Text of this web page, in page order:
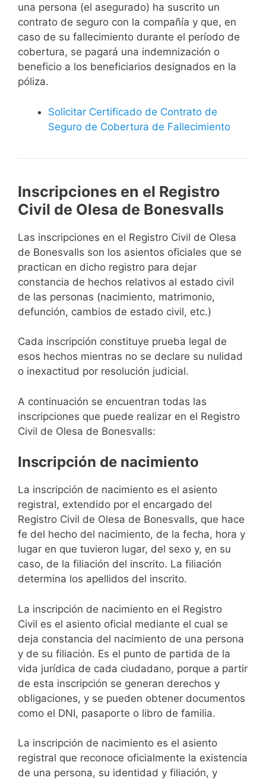
una persona (el asegurado) ha suscrito un
contrato de seguro con la compañía y que, en
caso de su fallecimiento durante el período de
cobertura, se pagará una indemnización o
beneficio a los beneficiarios designados en la
póliza.
Solicitar Certificado de Contrato de
Seguro de Cobertura de Fallecimiento
Inscripciones en el Registro
Civil de Olesa de Bonesvalls
Las inscripciones en el Registro Civil de Olesa
de Bonesvalls son los asientos oficiales que se
practican en dicho registro para dejar
constancia de hechos relativos al estado civil
de las personas (nacimiento, matrimonio,
defunción, cambios de estado civil, etc.)
Cada inscripción constituye prueba legal de
esos hechos mientras no se declare su nulidad
o inexactitud por resolución judicial.
A continuación se encuentran todas las
inscripciones que puede realizar en el Registro
Civil de Olesa de Bonesvalls:
Inscripción de nacimiento
La inscripción de nacimiento es el asiento
registral, extendido por el encargado del
Registro Civil de Olesa de Bonesvalls, que hace
fe del hecho del nacimiento, de la fecha, hora y
lugar en que tuvieron lugar, del sexo y, en su
caso, de la filiación del inscrito. La filiación
determina los apellidos del inscrito.
La inscripción de nacimiento en el Registro
Civil es el asiento oficial mediante el cual se
deja constancia del nacimiento de una persona
y de su filiación. Es el punto de partida de la
vida jurídica de cada ciudadano, porque a partir
de esta inscripción se generan derechos y
obligaciones, y se pueden obtener documentos
como el DNI, pasaporte o libro de familia.
La inscripción de nacimiento es el asiento
registral que reconoce oficialmente la existencia
de una persona, su identidad y filiación, y